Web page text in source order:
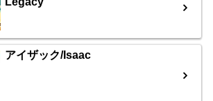
アイザック/Isaac